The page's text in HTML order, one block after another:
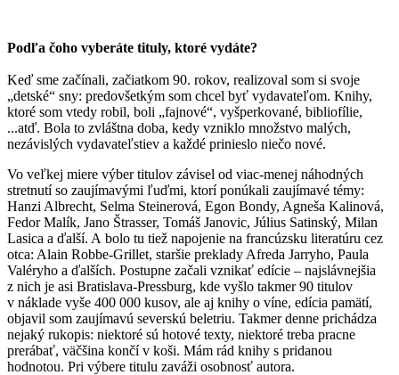
Podľa čoho vyberáte tituly, ktoré vydáte?
Keď sme začínali, začiatkom 90. rokov, realizoval som si svoje
„detské“ sny: predovšetkým som chcel byť vydavateľom. Knihy,
ktoré som vtedy robil, boli „fajnové“, vyšperkované, bibliofílie,
...atď. Bola to zvláštna doba, kedy vzniklo množstvo malých,
nezávislých vydavateľstiev a každé prinieslo niečo nové.
Vo veľkej miere výber titulov závisel od viac-menej náhodných
stretnutí so zaujímavými ľuďmi, ktorí ponúkali zaujímavé témy:
Hanzi Albrecht, Selma Steinerová, Egon Bondy, Agneša Kalinová,
Fedor Malík, Jano Štrasser, Tomáš Janovic, Július Satinský, Milan
Lasica a ďalší. A bolo tu tiež napojenie na francúzsku literatúru cez
otca: Alain Robbe-Grillet, staršie preklady Afreda Jarryho, Paula
Valéryho a ďalších. Postupne začali vznikať edície – najslávnejšia
z nich je asi Bratislava-Pressburg, kde vyšlo takmer 90 titulov
v náklade vyše 400 000 kusov, ale aj knihy o víne, edícia pamätí,
objavil som zaujímavú severskú beletriu. Takmer denne prichádza
nejaký rukopis: niektoré sú hotové texty, niektoré treba pracne
prerábať, väčšina končí v koši. Mám rád knihy s pridanou
hodnotou. Pri výbere titulu zaváži osobnosť autora.